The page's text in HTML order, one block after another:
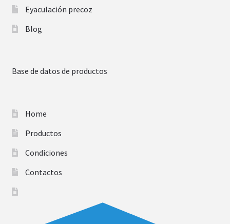
Eyaculación precoz
Blog
Base de datos de productos
Home
Productos
Condiciones
Contactos